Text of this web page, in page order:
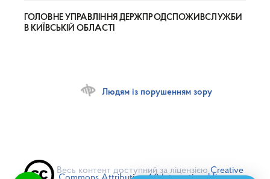
ГОЛОВНЕ УПРАВЛІННЯ ДЕРЖПРОДСПОЖИВСЛУЖБИ
В КИЇВСЬКІЙ ОБЛАСТІ
Людям із порушенням зору
Весь контент доступний за ліцензією Creative